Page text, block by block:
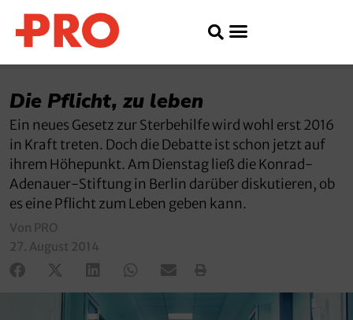
Die Pflicht, zu leben
Ein neues Gesetz zur Sterbehilfe wird wohl erst 2016
in Kraft treten. Doch die Debatte ist schon jetzt auf
ihrem Höhepunkt. Am Dienstag ließ die Konrad-
Adenauer-Stiftung in Berlin darüber diskutieren, ob
es eine Pflicht zum Leben geben kann.
Von PRO
27. August 2014